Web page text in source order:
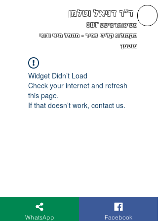
ד"ר דניאל וטלמן
פסיכותרפיסט CBT
סקסולוג קליני בכיר - מטפל מיני וזוגי
מוסמך
Widget Didn’t Load
Check your internet and refresh
this page.
If that doesn’t work, contact us.
WhatsApp Facebook